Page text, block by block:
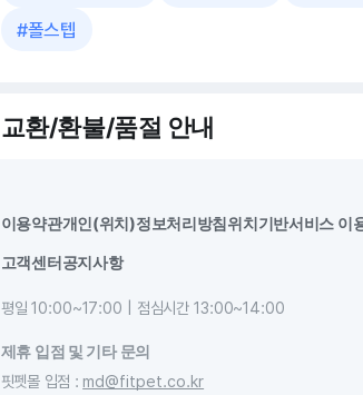
#폴스텝
교환/환불/품절 안내
이용약관개인(위치)정보처리방침위치기반서비스 이
고객센터공지사항
평일 10:00~17:00 | 점심시간 13:00~14:00
제휴 입점 및 기타 문의
핏펫몰 입점 : md@fitpet.co.kr